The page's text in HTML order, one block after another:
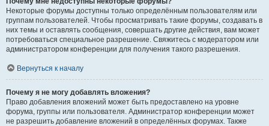
Некоторые форумы доступны только определённым пользователям или
группам пользователей. Чтобы просматривать такие форумы, создавать в
них темы и оставлять сообщения, совершать другие действия, вам может
потребоваться специальное разрешение. Свяжитесь с модератором или
администратором конференции для получения такого разрешения.
Вернуться к началу
Почему я не могу добавлять вложения?
Право добавления вложений может быть предоставлено на уровне
форума, группы или пользователя. Администратор конференции может
не разрешить добавление вложений в определённых форумах. Также